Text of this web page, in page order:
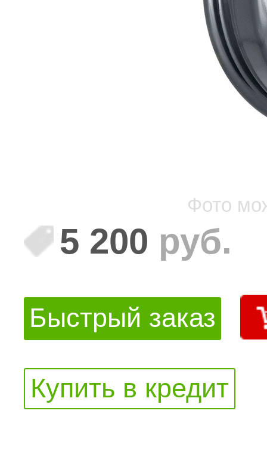
5 200 руб.
Быстрый заказ
Купить в кредит
Фото